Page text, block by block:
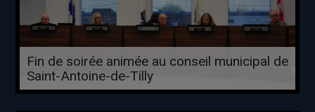
Fin de soirée animée au conseil municipal de
Saint-Antoine-de-Tilly